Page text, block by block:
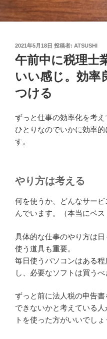
投
稿
日:
2021年5月18日 投稿者: ATSUSHI
午前中に税理士
いい感じ。効率
つける
ずっと仕事の効率化を考え
ひとりなのでいかに効率
す。
やり方は考える
何を使うか、どんなサー
んでいます。（本当にベス
具体的な仕事のやり方は日
使う道具も重要。
毎日使うパソコンはある
し、必要なソフトは買うべ
ずっと前に法人税の申告
できないかと考えている
トを使った方がいいでしょ